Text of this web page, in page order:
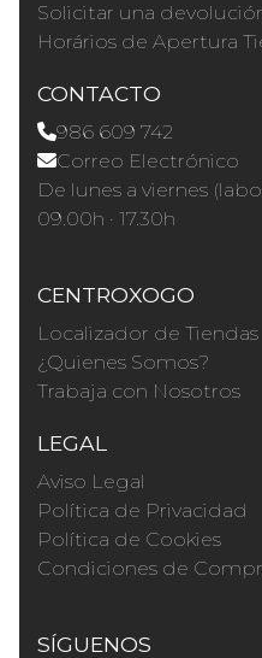
Solicitar una
Horários de Apertura
CONTACTO
986 609 742
Correo Electrónico
De lunes a viernes
09.00h · 17.30h
CENTROXOGO
Localizador de Tiendas
¿Quienes Somos?
Trabaja con Nosotros
LEGAL
Aviso Legal
Política de Privacidad
Política de Cookies
Condiciones de
SÍGUENOS